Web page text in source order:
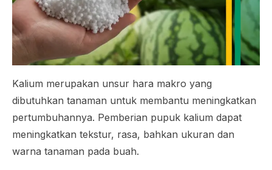
Kalium merupakan unsur hara makro yang
dibutuhkan tanaman untuk membantu meningkatkan
pertumbuhannya. Pemberian pupuk kalium dapat
meningkatkan tekstur, rasa, bahkan ukuran dan
warna tanaman pada buah.